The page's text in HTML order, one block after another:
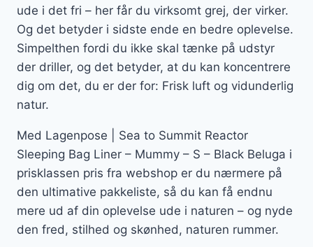
ude i det fri – her får du virksomt grej, der virker.
Og det betyder i sidste ende en bedre oplevelse.
Simpelthen fordi du ikke skal tænke på udstyr
der driller, og det betyder, at du kan koncentrere
dig om det, du er der for: Frisk luft og vidunderlig
natur.
Med Lagenpose | Sea to Summit Reactor
Sleeping Bag Liner – Mummy – S – Black Beluga i
prisklassen pris fra webshop er du nærmere på
den ultimative pakkeliste, så du kan få endnu
mere ud af din oplevelse ude i naturen – og nyde
den fred, stilhed og skønhed, naturen rummer.